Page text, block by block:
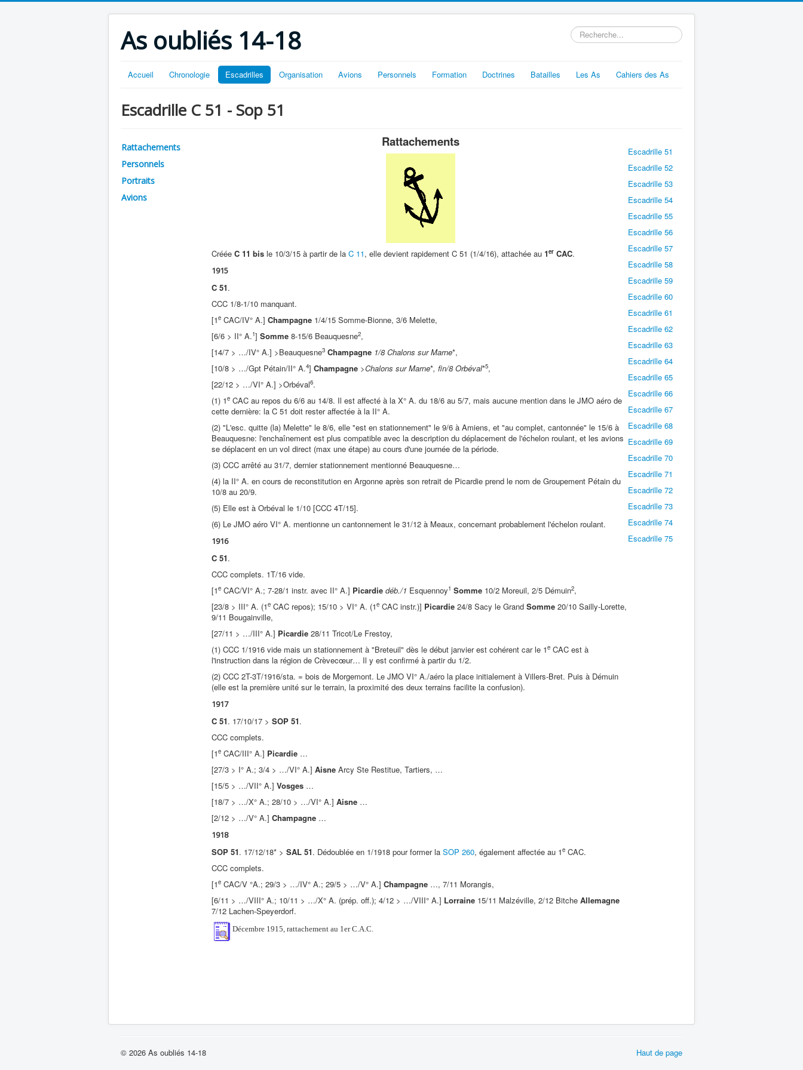
As oubliés 14-18 Rechercher
Accueil Chronologie Escadrilles Organisation Avions Personnels Formation Doctrines Batailles Les As Cahiers des As
Escadrille C 51 - Sop 51
Rattachements
Personnels
Portraits
Avions
Rattachements
Créée C 11 bis le 10/3/15 à partir de la C 11, elle devient rapidement C 51 (1/4/16), attachée au 1er CAC.
1915
C 51.
CCC 1/8-1/10 manquant.
[1e CAC/IV° A.] Champagne 1/4/15 Somme-Bionne, 3/6 Melette,
[6/6 > II° A.1] Somme 8-15/6 Beauquesne2,
[14/7 > …/IV° A.] >Beauquesne3 Champagne 1/8 Chalons sur Marne*,
[10/8 > …/Gpt Pétain/II° A.4] Champagne >Chalons sur Marne*, fin/8 Orbéval*5,
[22/12 > …/VI° A.] >Orbéval6.
(1) 1e CAC au repos du 6/6 au 14/8. Il est affecté à la X° A. du 18/6 au 5/7, mais aucune mention dans le JMO aéro de
cette dernière: la C 51 doit rester affectée à la II° A.
(2) "L'esc. quitte (la) Melette" le 8/6, elle "est en stationnement" le 9/6 à Amiens, et "au complet, cantonnée" le 15/6 à
Beauquesne: l'enchaînement est plus compatible avec la description du déplacement de l'échelon roulant, et les avions
se déplacent en un vol direct (max une étape) au cours d'une journée de la période.
(3) CCC arrêté au 31/7, dernier stationnement mentionné Beauquesne…
(4) la II° A. en cours de reconstitution en Argonne après son retrait de Picardie prend le nom de Groupement Pétain du
10/8 au 20/9.
(5) Elle est à Orbéval le 1/10 [CCC 4T/15].
(6) Le JMO aéro VI° A. mentionne un cantonnement le 31/12 à Meaux, concernant probablement l'échelon roulant.
1916
C 51.
CCC complets. 1T/16 vide.
[1e CAC/VI° A.; 7-28/1 instr. avec II° A.] Picardie déb./1 Esquennoy1 Somme 10/2 Moreuil, 2/5 Démuin2,
[23/8 > III° A. (1e CAC repos); 15/10 > VI° A. (1e CAC instr.)] Picardie 24/8 Sacy le Grand Somme 20/10 Sailly-Lorette,
9/11 Bougainville,
[27/11 > …/III° A.] Picardie 28/11 Tricot/Le Frestoy,
(1) CCC 1/1916 vide mais un stationnement à "Breteuil" dès le début janvier est cohérent car le 1e CAC est à
l'instruction dans la région de Crèvecœur… Il y est confirmé à partir du 1/2.
(2) CCC 2T-3T/1916/sta. = bois de Morgemont. Le JMO VI° A./aéro la place initialement à Villers-Bret. Puis à Démuin
(elle est la première unité sur le terrain, la proximité des deux terrains facilite la confusion).
1917
C 51. 17/10/17 > SOP 51.
CCC complets.
[1e CAC/III° A.] Picardie …
[27/3 > I° A.; 3/4 > …/VI° A.] Aisne Arcy Ste Restitue, Tartiers, …
[15/5 > …/VII° A.] Vosges …
[18/7 > …/X° A.; 28/10 > …/VI° A.] Aisne …
[2/12 > …/V° A.] Champagne …
1918
SOP 51. 17/12/18* > SAL 51. Dédoublée en 1/1918 pour former la SOP 260, également affectée au 1e CAC.
CCC complets.
[1e CAC/V °A.; 29/3 > …/IV° A.; 29/5 > …/V° A.] Champagne …, 7/11 Morangis,
[6/11 > …/VIII° A.; 10/11 > …/X° A. (prép. off.); 4/12 > …/VIII° A.] Lorraine 15/11 Malzéville, 2/12 Bitche Allemagne
7/12 Lachen-Speyerdorf.
Décembre 1915, rattachement au 1er C.A.C.
Escadrille 51
Escadrille 52
Escadrille 53
Escadrille 54
Escadrille 55
Escadrille 56
Escadrille 57
Escadrille 58
Escadrille 59
Escadrille 60
Escadrille 61
Escadrille 62
Escadrille 63
Escadrille 64
Escadrille 65
Escadrille 66
Escadrille 67
Escadrille 68
Escadrille 69
Escadrille 70
Escadrille 71
Escadrille 72
Escadrille 73
Escadrille 74
Escadrille 75
Haut de page
© 2026 As oubliés 14-18